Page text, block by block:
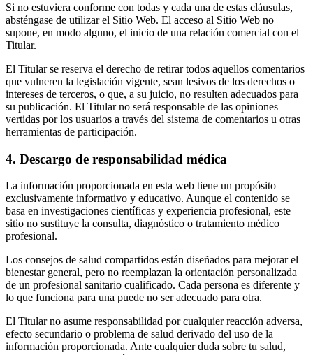
Si no estuviera conforme con todas y cada una de estas cláusulas,
absténgase de utilizar el Sitio Web. El acceso al Sitio Web no
supone, en modo alguno, el inicio de una relación comercial con el
Titular.
El Titular se reserva el derecho de retirar todos aquellos comentarios
que vulneren la legislación vigente, sean lesivos de los derechos o
intereses de terceros, o que, a su juicio, no resulten adecuados para
su publicación. El Titular no será responsable de las opiniones
vertidas por los usuarios a través del sistema de comentarios u otras
herramientas de participación.
4. Descargo de responsabilidad médica
La información proporcionada en esta web tiene un propósito
exclusivamente informativo y educativo. Aunque el contenido se
basa en investigaciones científicas y experiencia profesional, este
sitio no sustituye la consulta, diagnóstico o tratamiento médico
profesional.
Los consejos de salud compartidos están diseñados para mejorar el
bienestar general, pero no reemplazan la orientación personalizada
de un profesional sanitario cualificado. Cada persona es diferente y
lo que funciona para una puede no ser adecuado para otra.
El Titular no asume responsabilidad por cualquier reacción adversa,
efecto secundario o problema de salud derivado del uso de la
información proporcionada. Ante cualquier duda sobre tu salud,